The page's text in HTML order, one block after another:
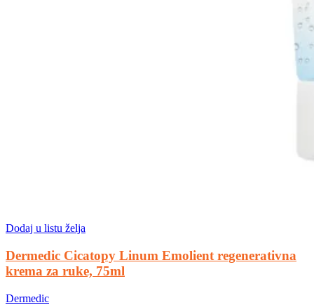
Dodaj u listu želja
Dermedic Cicatopy Linum Emolient regenerativna
krema za ruke, 75ml
Dermedic